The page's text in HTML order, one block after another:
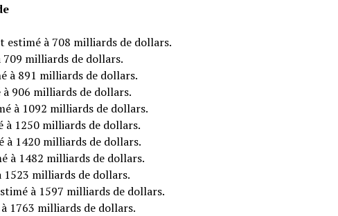
à 708 milliards de dollars.
milliards de dollars.
à 891 milliards de dollars.
906 milliards de dollars.
à 1092 milliards de dollars.
1250 milliards de dollars.
à 1420 milliards de dollars.
à 1482 milliards de dollars.
milliards de dollars.
à 1597 milliards de dollars.
1763 milliards de dollars.